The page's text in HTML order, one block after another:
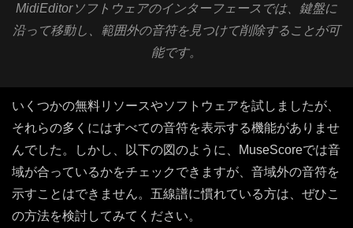
MidiEditorソフトウェアのインターフェースでは、鍵盤に
沿って移動し、範囲外の音符を見つけて削除することが可
能です。
いくつかの無料リソースやソフトウェアを試しましたが、
それらの多くにはすべての音符を表示する機能がありませ
んでした。しかし、以下の図のように、MuseScoreでは音
域が合っているかをチェックできますが、音域外の音符を
示すことはできません。五線譜に慣れている方は、ぜひこ
の方法を検討してみてください。